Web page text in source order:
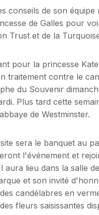
conseils de son
de Galles pour
Trust et de la
pour la princesse
traitement contre le
du Souvenir
Plus tard cette
de Westminster.
sera le banquet au
l'événement et
aura lieu dans la salle
et son invité
candélabres en
fleurs saisissantes